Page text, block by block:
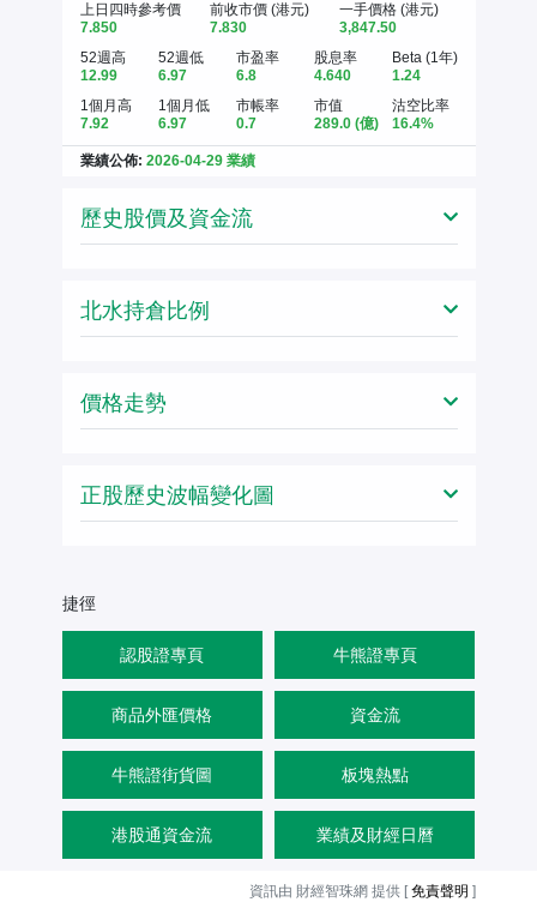
上日四時參考價
7.850
前收市價 (港元)
7.830
一手價格 (港元)
3,847.50
52週高
12.99
52週低
6.97
市盈率
6.8
股息率
4.640
Beta (1年)
1.24
1個月高
7.92
1個月低
6.97
市帳率
0.7
市值
289.0 (億)
沽空比率
16.4%
業績公佈: 2026-04-29 業績
歷史股價及資金流
北水持倉比例
價格走勢
正股歷史波幅變化圖
捷徑
認股證專頁 牛熊證專頁
商品外匯價格 資金流
牛熊證街貨圖 板塊熱點
港股通資金流 業績及財經日曆
資訊由 財經智珠網 提供 [免責聲明 ]